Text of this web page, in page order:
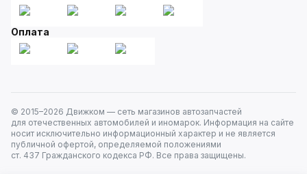
Оплата
© 2015–2026 Движком — сеть магазинов автозапчастей
для отечественных автомобилей и иномарок. Информация на сайте
носит исключительно информационный характер и не является
публичной офертой, определяемой положениями
ст. 437 Гражданского кодекса РФ. Все права защищены.